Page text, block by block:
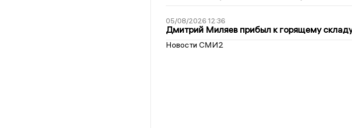
05/08/2026 12:36
Дмитрий Миляев прибыл к горящему
Новости СМИ2